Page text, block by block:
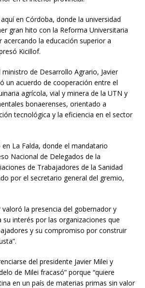
en Córdoba, donde la universidad
gran hito con la Reforma Universitaria
acercando la educación superior a
Kicillof.
de Desarrollo Agrario, Javier
un acuerdo de cooperación entre el
agrícola, vial y minera de la UTN y
bonaerenses, orientado a
tecnológica y la eficiencia en el sector
La Falda, donde el mandatario
Nacional de Delegados de la
de Trabajadores de la Sanidad
por el secretario general del gremio,
valoró la presencia del gobernador y
su interés por las organizaciones que
y su compromiso por construir
del presidente Javier Milei y
de Milei fracasó” porque “quiere
en un país de materias primas sin valor